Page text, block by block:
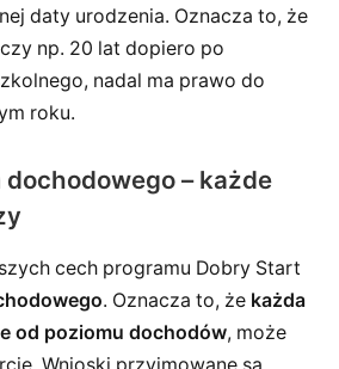
daty urodzenia. Oznacza to, że
np. 20 lat dopiero po
nadal ma prawo do
roku.
– każde
cech programu Dobry Start
. Oznacza to, że każda
od poziomu dochodów, może